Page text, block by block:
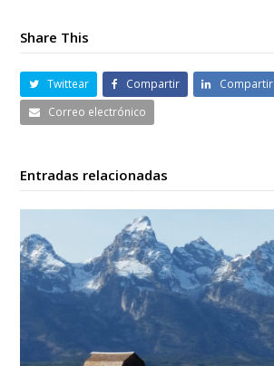
Share This
Twittear Compartir
Compartir
Correo electrónico
Entradas relacionadas